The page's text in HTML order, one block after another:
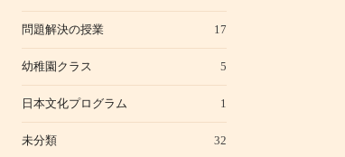
問題解決の授業 17
幼稚園クラス 5
日本文化プログラム 1
未分類 32